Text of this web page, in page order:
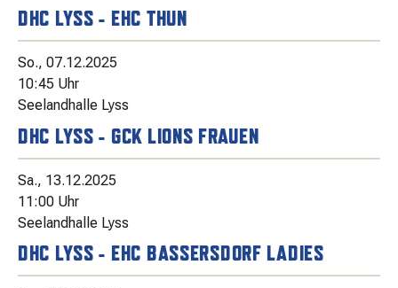
DHC LYSS - EHC THUN
So., 07.12.2025
10:45 Uhr
Seelandhalle Lyss
DHC LYSS - GCK LIONS FRAUEN
Sa., 13.12.2025
11:00 Uhr
Seelandhalle Lyss
DHC LYSS - EHC BASSERSDORF LADIES